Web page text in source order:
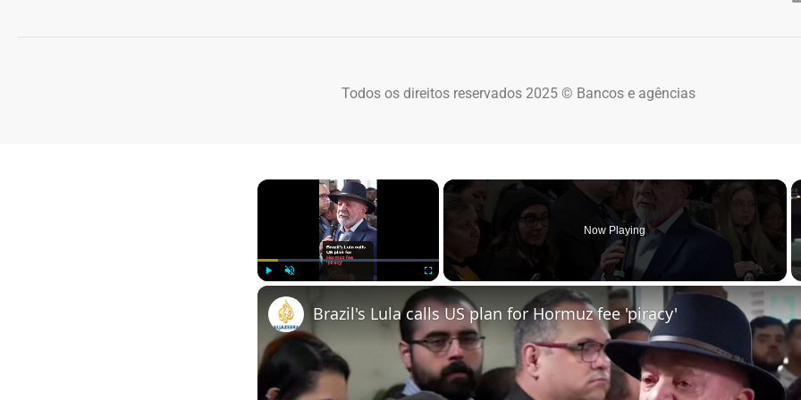
Todos os direitos reservados 2025 © Bancos e agências
×
Fullscreen
Now Playing
Brazil's Lula calls US plan for Hormuz fee 'piracy'